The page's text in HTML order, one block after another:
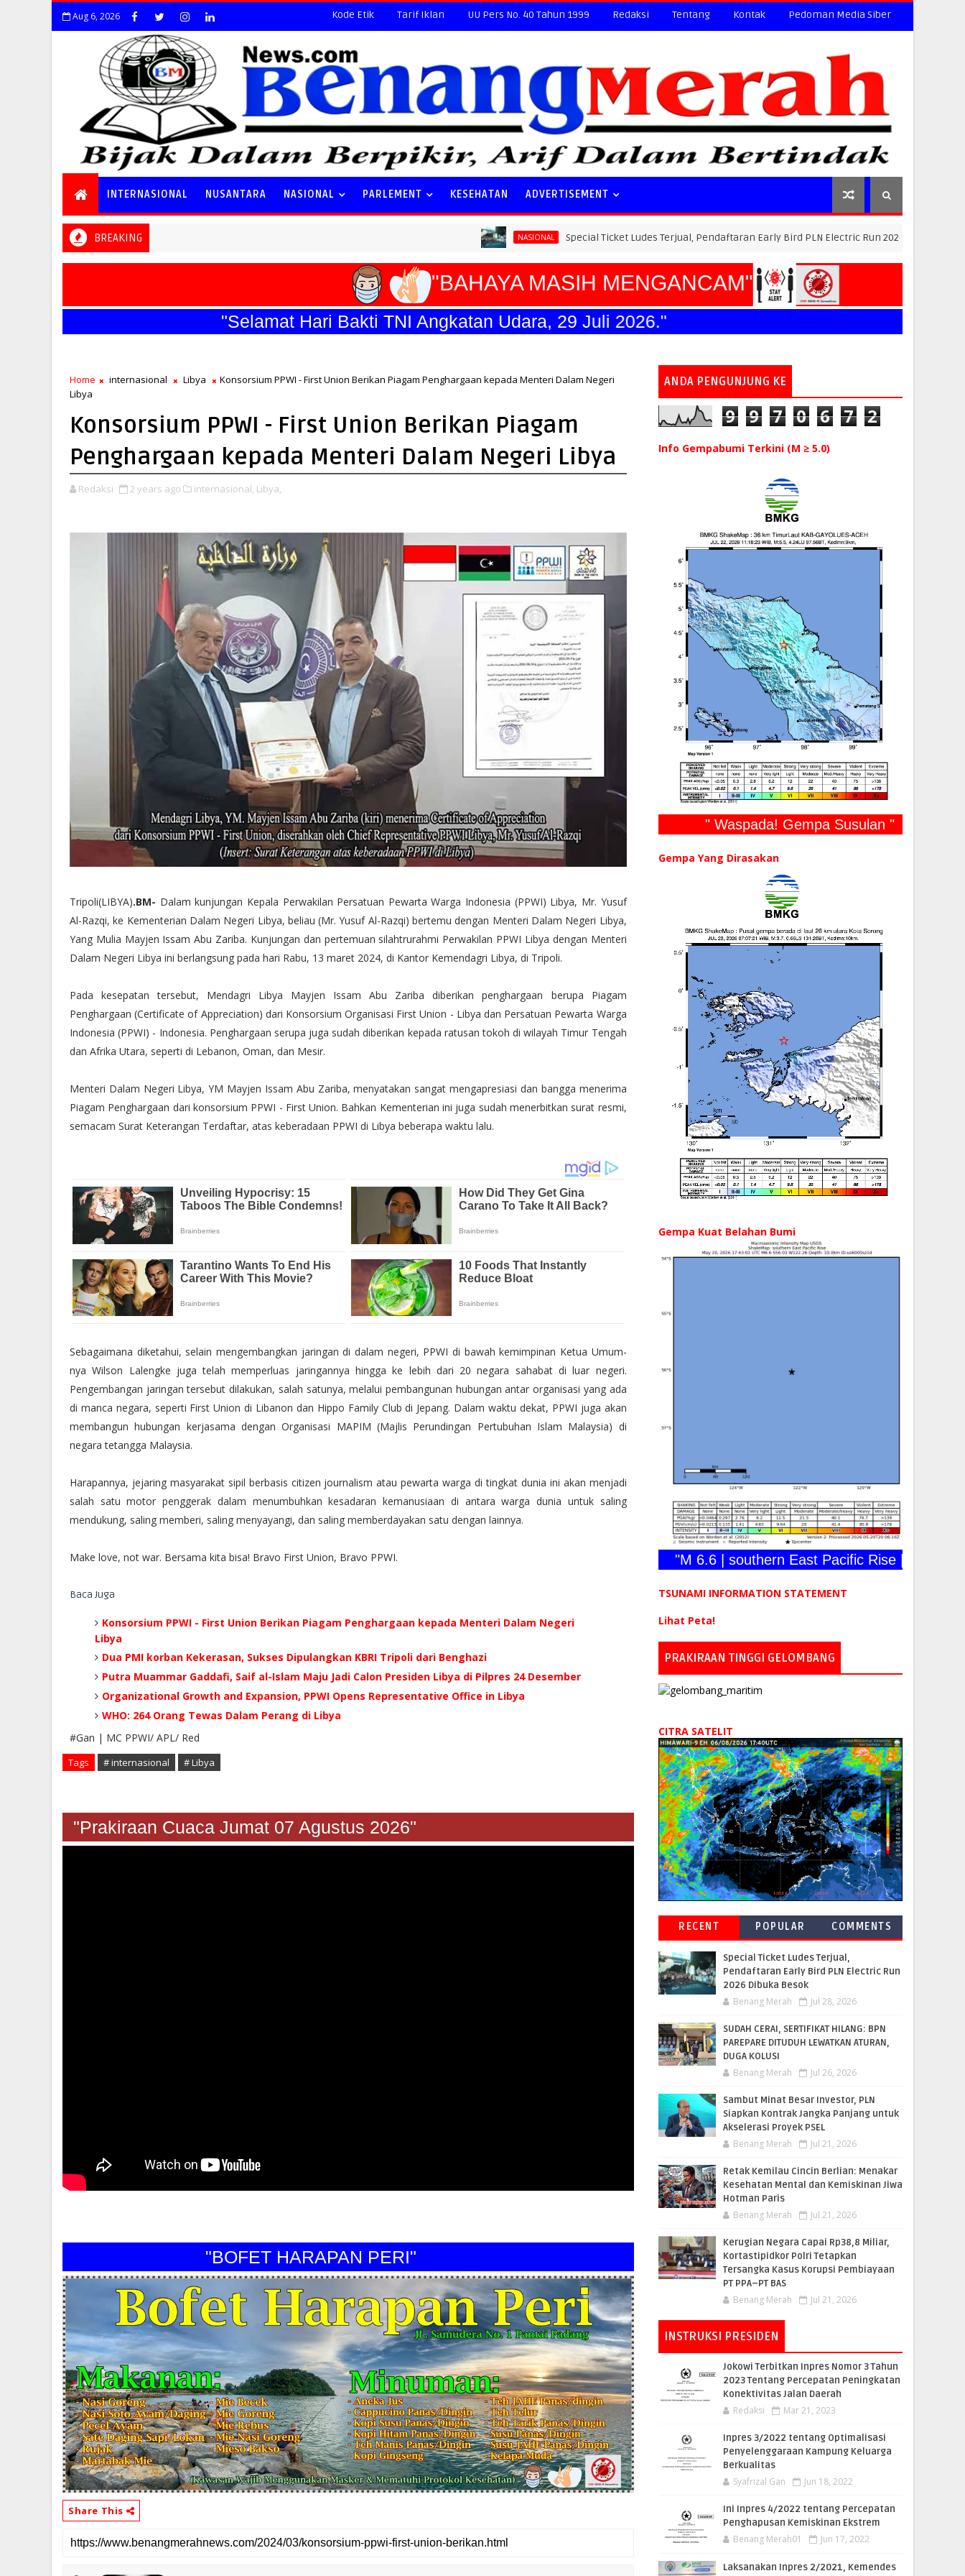
Aug 6, 2026 Kode Etik Tarif Iklan UU Pers No. 40 Tahun 1999 Redaksi Tentang Kontak Pedoman Media Siber
INTERNASIONAL NUSANTARA NASIONAL PARLEMENT KESEHATAN ADVERTISEMENT
BREAKING NASIONAL Special Ticket Ludes Terjual, Pendaftaran Early Bird PLN Electric Run 2026 Dibuka Besok
"BAHAYA MASIH MENGANCAM"
"Selamat Hari Bakti TNI Angkatan Udara, 29 Juli 2026."
Home internasional Libya
Konsorsium PPWI - First Union Berikan Piagam Penghargaan kepada Menteri Dalam Negeri
Libya
Konsorsium PPWI - First Union Berikan Piagam
Penghargaan kepada Menteri Dalam Negeri Libya
Redaksi 2 years ago internasional, Libya,
Tripoli(LIBYA).BM- Dalam kunjungan Kepala Perwakilan Persatuan Pewarta Warga Indonesia (PPWI) Libya, Mr. Yusuf
Al-Razqi, ke Kementerian Dalam Negeri Libya, beliau (Mr. Yusuf Al-Razqi) bertemu dengan Menteri Dalam Negeri Libya,
Yang Mulia Mayjen Issam Abu Zariba. Kunjungan dan pertemuan silahtrurahmi Perwakilan PPWI Libya dengan Menteri
Dalam Negeri Libya ini berlangsung pada hari Rabu, 13 maret 2024, di Kantor Kemendagri Libya, di Tripoli.
Pada kesepatan tersebut, Mendagri Libya Mayjen Issam Abu Zariba diberikan penghargaan berupa Piagam
Penghargaan (Certificate of Appreciation) dari Konsorsium Organisasi First Union - Libya dan Persatuan Pewarta Warga
Indonesia (PPWI) - Indonesia. Penghargaan serupa juga sudah diberikan kepada ratusan tokoh di wilayah Timur Tengah
dan Afrika Utara, seperti di Lebanon, Oman, dan Mesir.
Menteri Dalam Negeri Libya, YM Mayjen Issam Abu Zariba, menyatakan sangat mengapresiasi dan bangga menerima
Piagam Penghargaan dari konsorsium PPWI - First Union. Bahkan Kementerian ini juga sudah menerbitkan surat resmi,
semacam Surat Keterangan Terdaftar, atas keberadaan PPWI di Libya beberapa waktu lalu.
Sebagaimana diketahui, selain mengembangkan jaringan di dalam negeri, PPWI di bawah kemimpinan Ketua Umum-
nya Wilson Lalengke juga telah memperluas jaringannya hingga ke lebih dari 20 negara sahabat di luar negeri.
Pengembangan jaringan tersebut dilakukan, salah satunya, melalui pembangunan hubungan antar organisasi yang ada
di manca negara, seperti First Union di Libanon dan Hippo Family Club di Jepang. Dalam waktu dekat, PPWI juga akan
membangun hubungan kerjasama dengan Organisasi MAPIM (Majlis Perundingan Pertubuhan Islam Malaysia) di
negara tetangga Malaysia.
Harapannya, jejaring masyarakat sipil berbasis citizen journalism atau pewarta warga di tingkat dunia ini akan menjadi
salah satu motor penggerak dalam menumbuhkan kesadaran kemanusiaan di antara warga dunia untuk saling
mendukung, saling memberi, saling menyayangi, dan saling memberdayakan satu dengan lainnya.
Make love, not war. Bersama kita bisa! Bravo First Union, Bravo PPWI.
Baca Juga
Konsorsium PPWI - First Union Berikan Piagam Penghargaan kepada Menteri Dalam Negeri
Libya
Dua PMI korban Kekerasan, Sukses Dipulangkan KBRI Tripoli dari Benghazi
Putra Muammar Gaddafi, Saif al-Islam Maju Jadi Calon Presiden Libya di Pilpres 24 Desember
Organizational Growth and Expansion, PPWI Opens Representative Office in Libya
WHO: 264 Orang Tewas Dalam Perang di Libya
#Gan | MC PPWI/ APL/ Red
Tags # internasional # Libya
"Prakiraan Cuaca Jumat 07 Agustus 2026"
"BOFET HARAPAN PERI"
Share This
ANDA PENGUNJUNG KE
9 9 7 0 6 7 2
Info Gempabumi Terkini (M ≥ 5.0)
" Waspada! Gempa Susulan "
Gempa Yang Dirasakan
Gempa Kuat Belahan Bumi
"M 6.6 | southern East Pacific Rise | 2026-05-
TSUNAMI INFORMATION STATEMENT
Lihat Peta!
PRAKIRAAN TINGGI GELOMBANG
CITRA SATELIT
RECENT POPULAR COMMENTS
Special Ticket Ludes Terjual,
Pendaftaran Early Bird PLN Electric Run
2026 Dibuka Besok
Benang Merah Jul 28, 2026
SUDAH CERAI, SERTIFIKAT HILANG: BPN
PAREPARE DITUDUH LEWATKAN ATURAN,
DUGA KOLUSI
Benang Merah Jul 26, 2026
Sambut Minat Besar Investor, PLN
Siapkan Kontrak Jangka Panjang untuk
Akselerasi Proyek PSEL
Benang Merah Jul 21, 2026
Retak Kemilau Cincin Berlian: Menakar
Kesehatan Mental dan Kemiskinan Jiwa
Hotman Paris
Benang Merah Jul 21, 2026
Kerugian Negara Capai Rp38,8 Miliar,
Kortastipidkor Polri Tetapkan
Tersangka Kasus Korupsi Pembiayaan
PT PPA–PT BAS
Benang Merah Jul 21, 2026
INSTRUKSI PRESIDEN
Jokowi Terbitkan Inpres Nomor 3 Tahun
2023 Tentang Percepatan Peningkatan
Konektivitas Jalan Daerah
Redaksi Mar 21, 2023
Inpres 3/2022 tentang Optimalisasi
Penyelenggaraan Kampung Keluarga
Berkualitas
Syafrizal Gan Jun 18, 2022
Ini Inpres 4/2022 tentang Percepatan
Penghapusan Kemiskinan Ekstrem
Benang Merah01 Jun 17, 2022
Laksanakan Inpres 2/2021, Kemendes